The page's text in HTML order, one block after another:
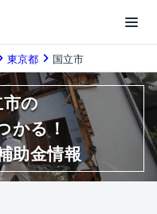
東京都 国立市
の
かる！
助金情報